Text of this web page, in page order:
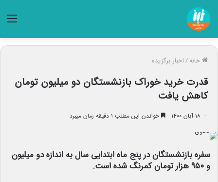
خانه/اخبار برگزیده
قدرت خرید خوراک بازنشستگان دو میلیون تومان
کاهش یافت
۱۸ آبان ۱۴۰۰ خواندن این مطلب ۱ دقیقه زمان میبرد
سفره بازنشستگان در پنج ماه ابتدایی سال به اندازه دو میلیون
و ۹۵۰ هزار تومان کمرنگ شده است.